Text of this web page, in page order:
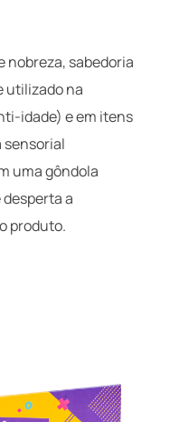
nobreza, sabedoria
utilizado na
idade) e em itens
sensorial
uma gôndola
a
produto.